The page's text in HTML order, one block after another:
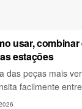
usar,
estações
das peças mais
facilmente